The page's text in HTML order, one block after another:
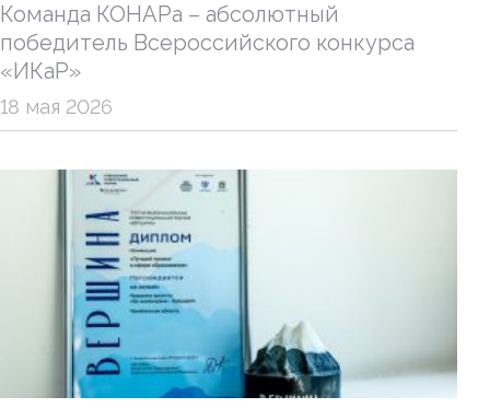
Команда КОНАРа – абсолютный
победитель Всероссийского конкурса
«ИКаР»
18 мая 2026